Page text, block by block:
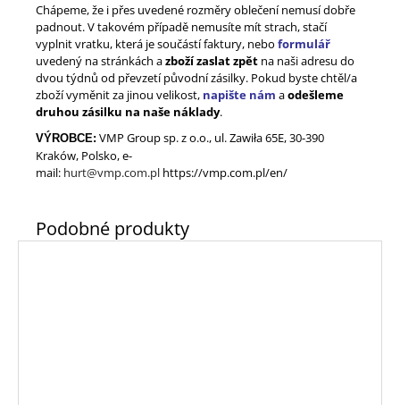
Chápeme, že i přes uvedené rozměry oblečení nemusí dobře
padnout. V takovém případě nemusíte mít strach, stačí
vyplnit vratku, která je součástí faktury, nebo formulář
uvedený na stránkách azboží zaslat zpět na naši adresu do
dvou týdnů od převzetí původní zásilky. Pokud byste chtěl/a
zboží vyměnit za jinou velikost, napište nám aodešleme
druhou zásilku na naše náklady.
VÝROBCE: VMP Group sp. z o.o., ul. Zawiła 65E, 30-390
Kraków, Polsko, e-
mail: hurt@vmp.com.pl https://vmp.com.pl/en/